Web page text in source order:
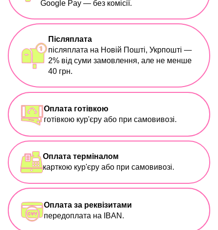
Google Pay — без комісії.
Післяплата
післяплата на Новій Пошті, Укрпошті —
2% від суми замовлення, але не менше
40 грн.
Оплата готівкою
готівкою кур'єру або при самовивозі.
Оплата терміналом
карткою кур'єру або при самовивозі.
Оплата за реквізитами
передоплата на IBAN.